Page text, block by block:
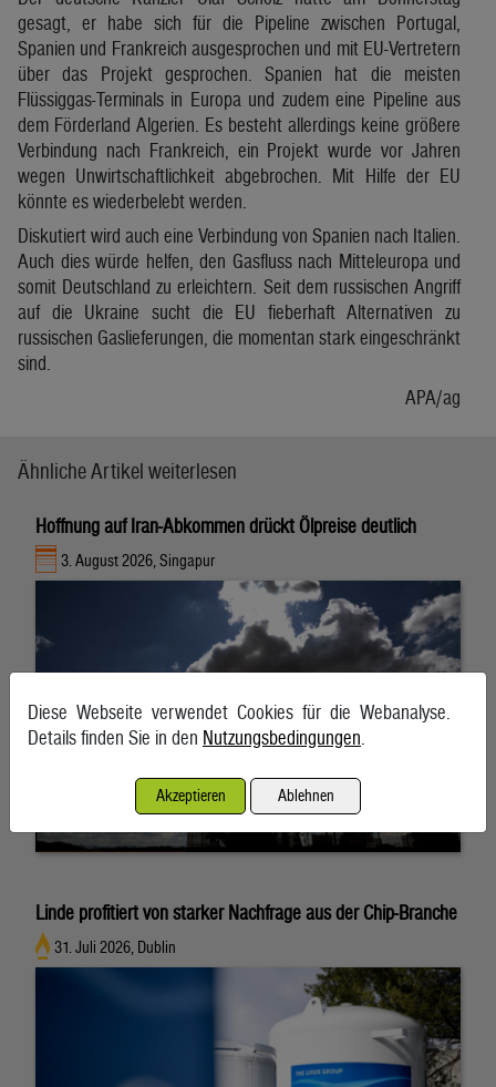
gesagt, er habe sich für die Pipeline zwischen Portugal,
Spanien und Frankreich ausgesprochen und mit EU-Vertretern
über das Projekt gesprochen. Spanien hat die meisten
Flüssiggas-Terminals in Europa und zudem eine Pipeline aus
dem Förderland Algerien. Es besteht allerdings keine größere
Verbindung nach Frankreich, ein Projekt wurde vor Jahren
wegen Unwirtschaftlichkeit abgebrochen. Mit Hilfe der EU
könnte es wiederbelebt werden.
Diskutiert wird auch eine Verbindung von Spanien nach Italien.
Auch dies würde helfen, den Gasfluss nach Mitteleuropa und
somit Deutschland zu erleichtern. Seit dem russischen Angriff
auf die Ukraine sucht die EU fieberhaft Alternativen zu
russischen Gaslieferungen, die momentan stark eingeschränkt
sind.
APA/ag
Ähnliche Artikel weiterlesen
Hoffnung auf Iran-Abkommen drückt Ölpreise deutlich
3. August 2026, Singapur
Linde profitiert von starker Nachfrage aus der Chip-Branche
31. Juli 2026, Dublin
Diese Webseite verwendet Cookies für die Webanalyse.
Details finden Sie in den Nutzungsbedingungen.
Akzeptieren Ablehnen